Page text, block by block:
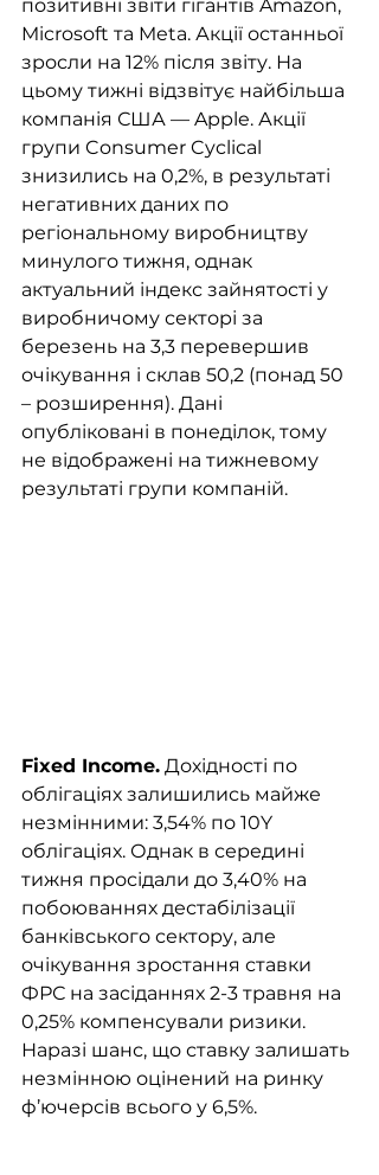
позитивні звіти гігантів Amazon,
Microsoft та Meta. Акції останньої
зросли на 12% після звіту. На
цьому тижні відзвітує найбільша
компанія США — Apple. Акції
групи Consumer Cyclical
знизились на 0,2%, в результаті
негативних даних по
регіональному виробництву
минулого тижня, однак
актуальний індекс зайнятості у
виробничому секторі за
березень на 3,3 перевершив
очікування і склав 50,2 (понад 50
– розширення). Дані
опубліковані в понеділок, тому
не відображені на тижневому
результаті групи компаній.
Fixed Income. Дохідності по
облігаціях залишились майже
незмінними: 3,54% по 10Y
облігаціях. Однак в середині
тижня просідали до 3,40% на
побоюваннях дестабілізації
банківського сектору, але
очікування зростання ставки
ФРС на засіданнях 2-3 травня на
0,25% компенсували ризики.
Наразі шанс, що ставку залишать
незмінною оцінений на ринку
ф’ючерсів всього у 6,5%.